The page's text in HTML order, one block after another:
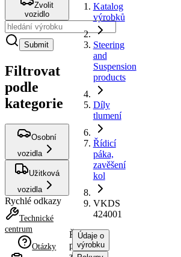
Zvolit
vozidlo
Submit
Filtrovat
podle
kategorie
Osobní
vozidla
Užitková
vozidla
Rychlé odkazy
Technické
centrum
Otázky
Katalog
výrobků
Steering
and
Suspension
products
Díly
tlumení
Řídicí
páka,
zavěšení
kol
VKDS
424001
Řídicí
páka,
Údaje o
výrobku